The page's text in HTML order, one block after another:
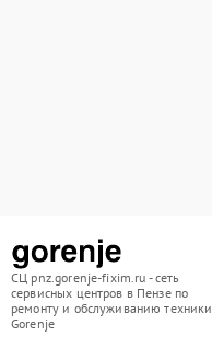
СЦ pnz.gorenje-fixim.ru - сеть
сервисных центров в Пензе по
ремонту и обслуживанию техники
Gorenje